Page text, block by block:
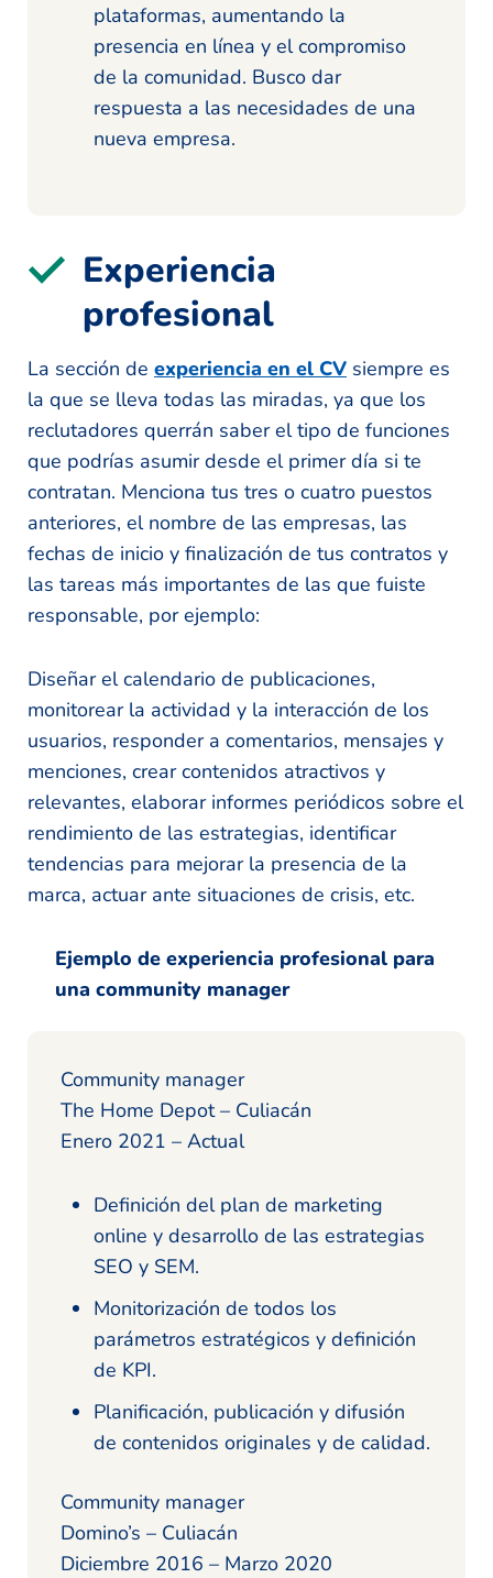
plataformas, aumentando la
presencia en línea y el compromiso
de la comunidad. Busco dar
respuesta a las necesidades de una
nueva empresa.
Experiencia
profesional
La sección de experiencia en el CV siempre es
la que se lleva todas las miradas, ya que los
reclutadores querrán saber el tipo de funciones
que podrías asumir desde el primer día si te
contratan. Menciona tus tres o cuatro puestos
anteriores, el nombre de las empresas, las
fechas de inicio y finalización de tus contratos y
las tareas más importantes de las que fuiste
responsable, por ejemplo:
Diseñar el calendario de publicaciones,
monitorear la actividad y la interacción de los
usuarios, responder a comentarios, mensajes y
menciones, crear contenidos atractivos y
relevantes, elaborar informes periódicos sobre el
rendimiento de las estrategias, identificar
tendencias para mejorar la presencia de la
marca, actuar ante situaciones de crisis, etc.
Ejemplo de experiencia profesional para
una community manager
Community manager
The Home Depot – Culiacán
Enero 2021 – Actual
Definición del plan de marketing
online y desarrollo de las estrategias
SEO y SEM.
Monitorización de todos los
parámetros estratégicos y definición
de KPI.
Planificación, publicación y difusión
de contenidos originales y de calidad.
Community manager
Domino’s – Culiacán
Diciembre 2016 – Marzo 2020